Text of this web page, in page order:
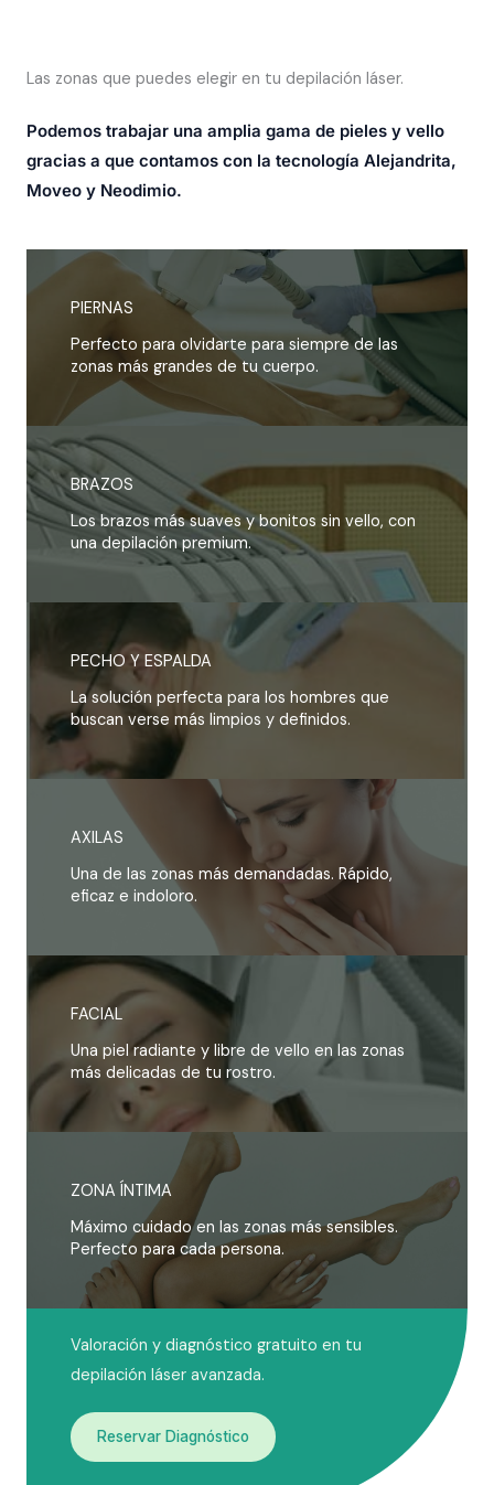
Las zonas que puedes elegir en tu depilación láser.
Podemos trabajar una amplia gama de pieles y vello
gracias a que contamos con la tecnología Alejandrita,
Moveo y Neodimio.
PIERNAS
Perfecto para olvidarte para siempre de las
zonas más grandes de tu cuerpo.
BRAZOS
Los brazos más suaves y bonitos sin vello, con
una depilación premium.
PECHO Y ESPALDA
La solución perfecta para los hombres que
buscan verse más limpios y definidos.
AXILAS
Una de las zonas más demandadas. Rápido,
eficaz e indoloro.
FACIAL
Una piel radiante y libre de vello en las zonas
más delicadas de tu rostro.
ZONA ÍNTIMA
Máximo cuidado en las zonas más sensibles.
Perfecto para cada persona.
Valoración y diagnóstico gratuito en tu
depilación láser avanzada.
Reservar Diagnóstico